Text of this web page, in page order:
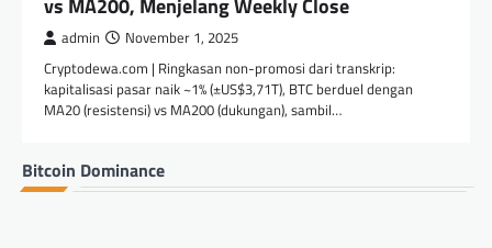
vs MA200, Menjelang Weekly Close
admin November 1, 2025
Cryptodewa.com | Ringkasan non-promosi dari transkrip:
kapitalisasi pasar naik ~1% (±US$3,71T), BTC berduel dengan
MA20 (resistensi) vs MA200 (dukungan), sambil…
Bitcoin Dominance